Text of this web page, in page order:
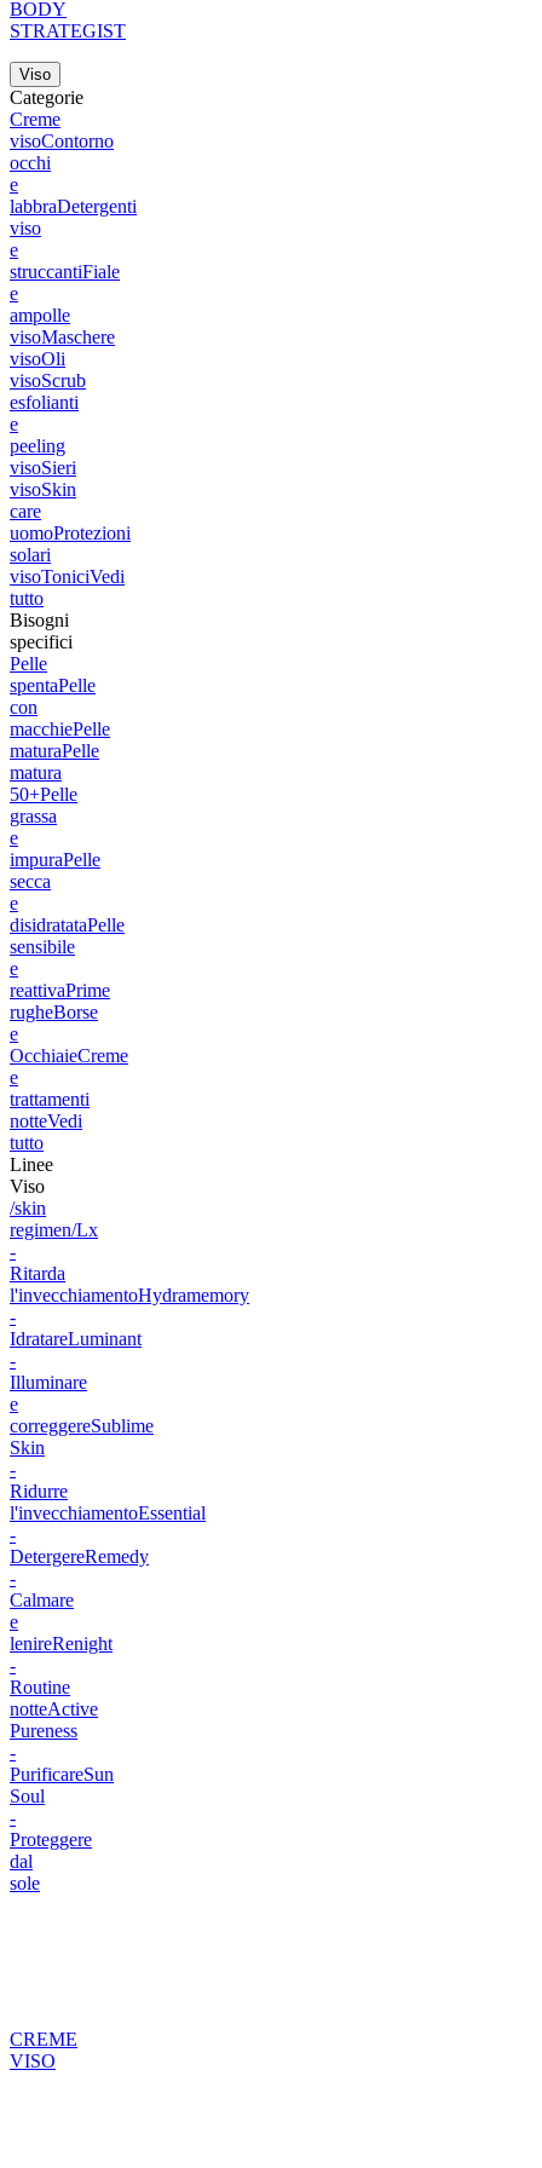
BODY
STRATEGIST
Viso
Categorie
Creme
visoContorno
occhi
e
labbraDetergenti
viso
e
struccantiFiale
e
ampolle
visoMaschere
visoOli
visoScrub
esfolianti
e
peeling
visoSieri
visoSkin
care
uomoProtezioni
solari
visoToniciVedi
tutto
Bisogni
specifici
Pelle
spentaPelle
con
macchiePelle
maturaPelle
matura
50+Pelle
grassa
e
impuraPelle
secca
e
disidratataPelle
sensibile
e
reattivaPrime
rugheBorse
e
OcchiaieCreme
e
trattamenti
notteVedi
tutto
Linee
Viso
/skin
regimen/Lx
-
Ritarda
l'invecchiamentoHydramemory
-
IdratareLuminant
-
Illuminare
e
correggereSublime
Skin
-
Ridurre
l'invecchiamentoEssential
-
DetergereRemedy
-
Calmare
e
lenireRenight
-
Routine
notteActive
Pureness
-
PurificareSun
Soul
-
Proteggere
dal
sole
CREME
VISO